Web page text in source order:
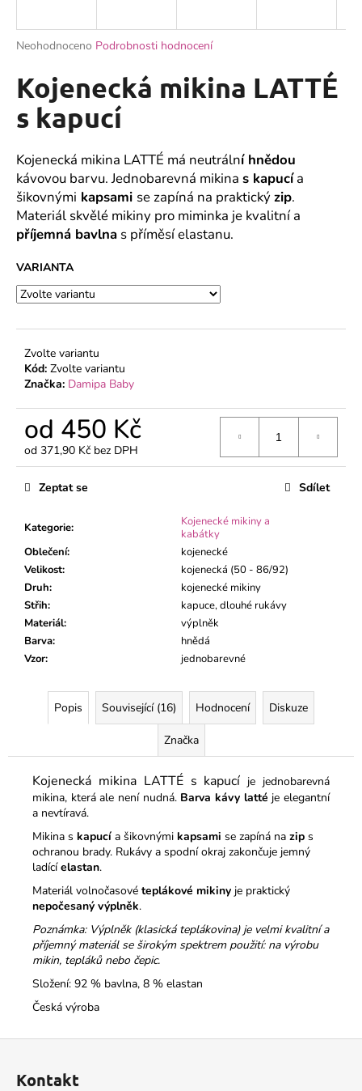
Průměrné
produktu
je
z
hvězdiček.
Neohodnoceno Podrobnosti hodnocení
Kojenecká mikina LATTÉ
s kapucí
Kojenecká mikina LATTÉ má neutrální hnědou
kávovou barvu. Jednobarevná mikina s kapucía
šikovnými kapsami se zapíná na praktickýzip.
Materiál skvělé mikiny pro miminka je kvalitní a
příjemná bavlna s příměsí elastanu.
VARIANTA
Zvolte variantu
Kód: Zvolte variantu
Značka: Damipa Baby
od 450 Kč
od 371,90 Kč bez DPH
Měrná
cena:
Kategorie:
Kojenecké mikiny a
kabátky
Oblečení:
kojenecké
Velikost:
kojenecká (50 - 86/92)
Druh:
kojenecké mikiny
Střih:
kapuce, dlouhé rukávy
Materiál:
výplněk
Barva:
hnědá
Vzor: jednobarevné
Zeptat se Sdílet
Popis Související (16) Hodnocení Diskuze
Značka
Kojenecká mikina LATTÉ s kapucí je jednobarevná
mikina, která ale není nudná. Barva kávy latté je elegantní
a nevtíravá.
Mikina s kapucí a šikovnými kapsami se zapíná na zip s
ochranou brady. Rukávy a spodní okraj zakončuje jemný
ladícíelastan.
Materiál volnočasové teplákové mikiny je praktický
nepočesaný výplněk.
Poznámka: Výplněk (klasická teplákovina) je velmi kvalitní a
příjemný materiál se širokým spektrem použití: na výrobu
mikin, tepláků nebo čepic.
Složení: 92 % bavlna, 8 % elastan
Česká výroba
j
t
?
HLEDAT
D
o
p
r
u
u
m
e
BORDEAUX
370
Kč
Kontakt